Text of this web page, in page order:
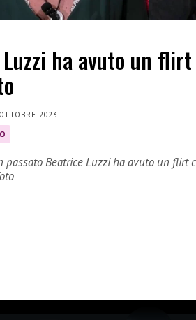
ha avuto un
2023
passato Beatrice Luzzi ha avuto un flirt